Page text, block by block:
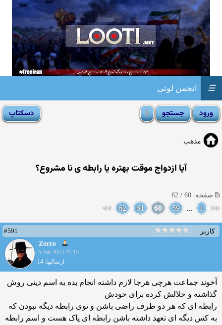
انجمن لوتی ☰
مذهب
آیا ازدواج موقت بهتره یا رابطه ی نا مشروع؟
صفحه: 60 / 62
<<
1
...
59
60
61
62
>>
کاربر
#591
Zorro
5 Jan 2023 21:15
ارسالها: 14
آخوند جماعت هرچی هرجا لازم داشته انجام بده یه اسم دینی روش
گذاشته و حلالش کرده برای خودش
رابطه ای که هر دو طرف راضی باشن و توی رابطه دیگه نبودن که
به کس دیگه ای تعهد داشته باشن رابطه ای پاک هست و اسم رابطه